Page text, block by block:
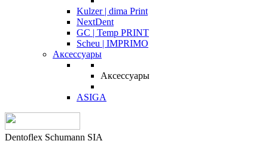
Kulzer | dima Print
NextDent
GC | Temp PRINT
Scheu | IMPRIMO
Аксессуары
Аксессуары
ASIGA
Dentoflex Schumann SIA